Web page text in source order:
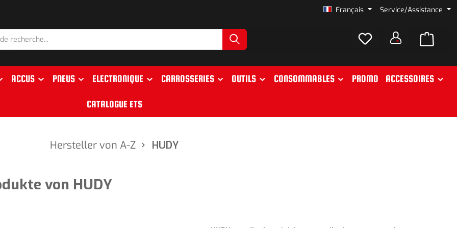
Français Service/Assistance
ACCUS PNEUS ELECTRONIQUE CARROSSERIES OUTILS CONSOMMABLES PROMO ACCESSOIRES
CATALOGUE ETS
Hersteller von A-Z HUDY
von HUDY